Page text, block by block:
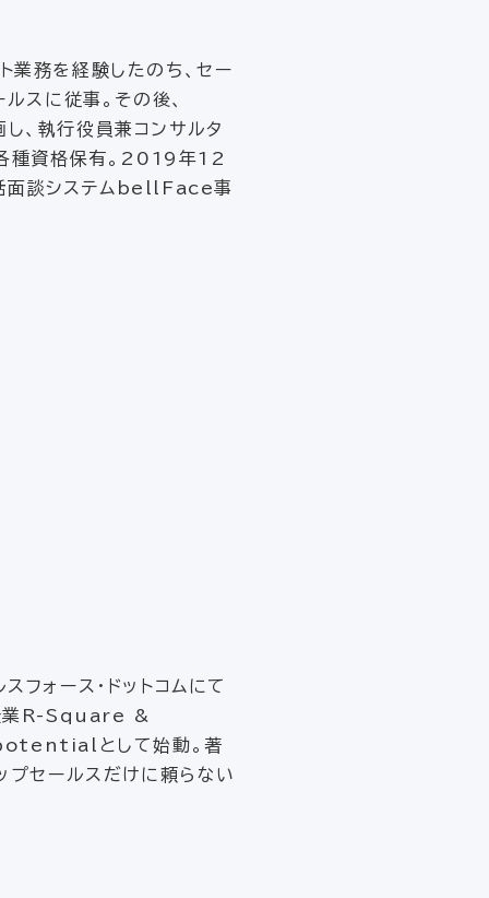
業務を経験したのち、セー
スに従事。その後、
、執行役員兼コンサルタ
種資格保有。2019年12
話面談システムbellFace事
フォース・ドットコムにて
企業R-Square &
として始動。著
プセールスだけに頼らない